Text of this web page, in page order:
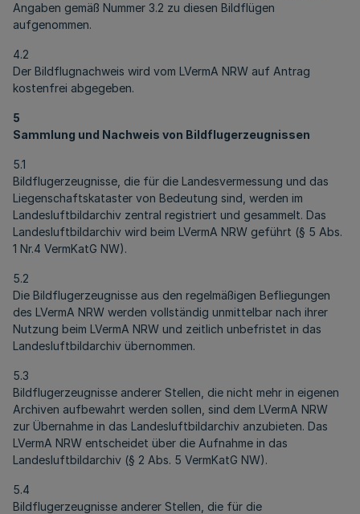
Angaben gemäß Nummer 3.2 zu diesen Bildflügen
aufgenommen.
4.2
Der Bildflugnachweis wird vom LVermA NRW auf Antrag
kostenfrei abgegeben.
5
Sammlung und Nachweis von Bildflugerzeugnissen
5.1
Bildflugerzeugnisse, die für die Landesvermessung und das
Liegenschaftskataster von Bedeutung sind, werden im
Landesluftbildarchiv zentral registriert und gesammelt. Das
Landesluftbildarchiv wird beim LVermA NRW geführt (§ 5 Abs.
1 Nr.4 VermKatG NW).
5.2
Die Bildflugerzeugnisse aus den regelmäßigen Befliegungen
des LVermA NRW werden vollständig unmittelbar nach ihrer
Nutzung beim LVermA NRW und zeitlich unbefristet in das
Landesluftbildarchiv übernommen.
5.3
Bildflugerzeugnisse anderer Stellen, die nicht mehr in eigenen
Archiven aufbewahrt werden sollen, sind dem LVermA NRW
zur Übernahme in das Landesluftbildarchiv anzubieten. Das
LVermA NRW entscheidet über die Aufnahme in das
Landesluftbildarchiv (§ 2 Abs. 5 VermKatG NW).
5.4
Bildflugerzeugnisse anderer Stellen, die für die